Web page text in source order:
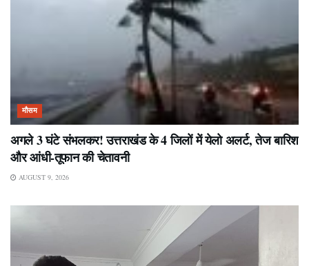
मौसम
अगले 3 घंटे संभलकर! उत्तराखंड के 4 जिलों में येलो अलर्ट, तेज बारिश
और आंधी-तूफान की चेतावनी
AUGUST 9, 2026